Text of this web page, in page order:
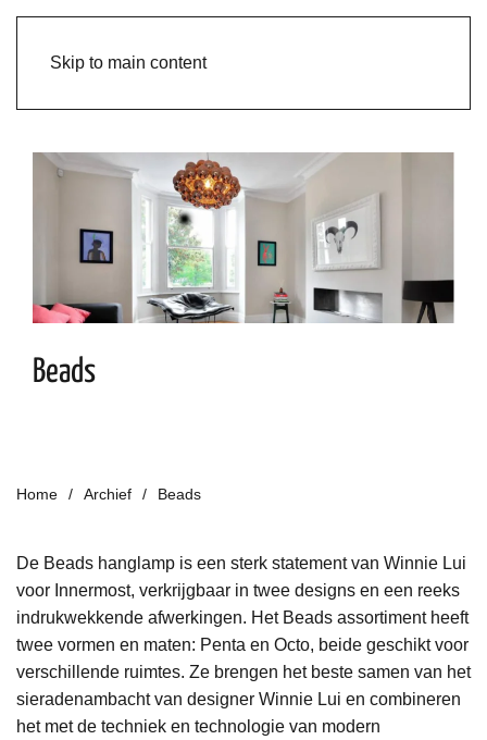
Skip to main content
Beads
Home Archief Beads
De Beads hanglamp is een sterk statement van Winnie Lui
voor Innermost, verkrijgbaar in twee designs en een reeks
indrukwekkende afwerkingen. Het Beads assortiment heeft
twee vormen en maten: Penta en Octo, beide geschikt voor
verschillende ruimtes. Ze brengen het beste samen van het
sieradenambacht van designer Winnie Lui en combineren
het met de techniek en technologie van modern